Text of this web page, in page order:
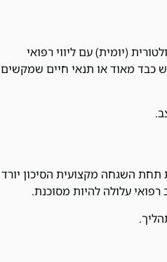
(יומית) עם ליווי רפואי
כבד מאוד או תנאי חיים שמקשים
תחת השגחה מקצועית הסיכון יורד